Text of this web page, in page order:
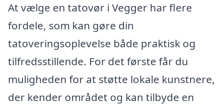
At vælge en tatovør i Vegger har flere
fordele, som kan gøre din
tatoveringsoplevelse både praktisk og
tilfredsstillende. For det første får du
muligheden for at støtte lokale kunstnere,
der kender området og kan tilbyde en